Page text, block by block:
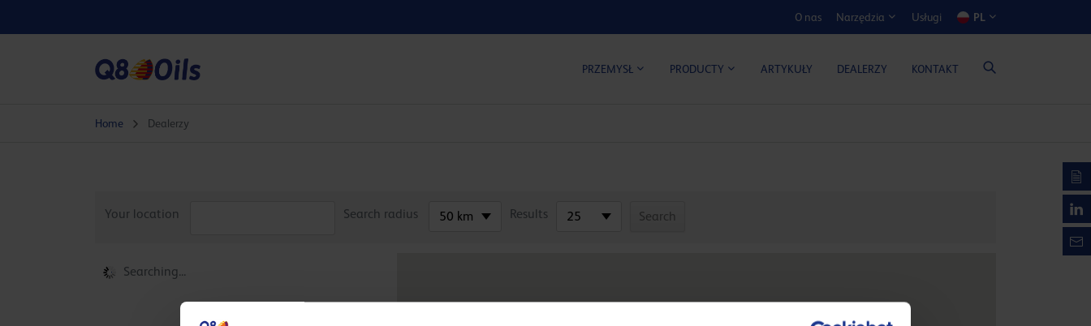
O nas Narzędzia Usługi PL
PRZEMYSŁ PRODUCTY ARTYKUŁY DEALERZY KONTAKT
Home Dealerzy
Your location Search radius 50 km Results 25
Searching...